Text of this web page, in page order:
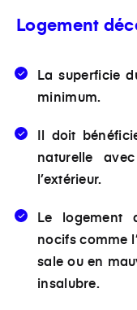
Logement
La superficie
minimum.
Il doit
naturelle
l’extérieur.
Le logement
nocifs comme
sale ou en
insalubre.